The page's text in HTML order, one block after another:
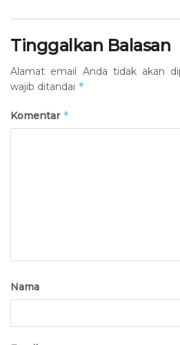
Tinggalkan Balasan
Alamat email Anda tidak akan
wajib ditandai *
Komentar *
Nama